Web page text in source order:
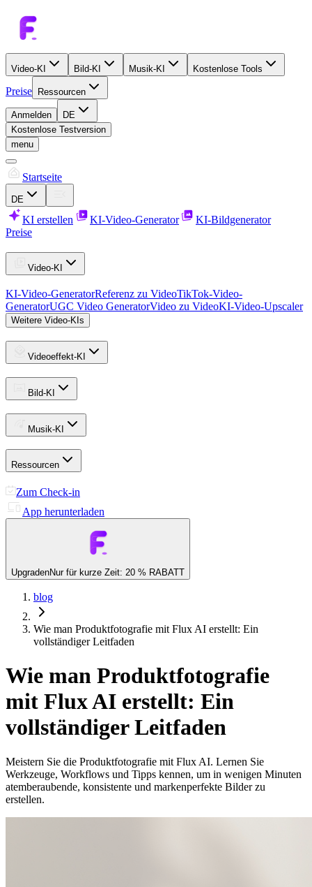
Video-KI Bild-KI Musik-KI Kostenlose Tools
Preise Ressourcen
Anmelden
DE
Kostenlose Testversion
menu
Startseite
DE
KI erstellen KI-Video-Generator
KI-Bildgenerator
Preise
Video-KI
KI-Video-GeneratorReferenz zu VideoTikTok-Video-
GeneratorUGC Video GeneratorVideo zu VideoKI-Video-Upscaler
Weitere Video-KIs
Videoeffekt-KI
Bild-KI
Musik-KI
Ressourcen
Zum Check-in
App herunterladen
UpgradenNur für kurze Zeit: 20 % RABATT
blog
Wie man Produktfotografie mit Flux AI erstellt: Ein
vollständiger Leitfaden
Wie man Produktfotografie
mit Flux AI erstellt: Ein
vollständiger Leitfaden
Meistern Sie die Produktfotografie mit Flux AI. Lernen Sie
Werkzeuge, Workflows und Tipps kennen, um in wenigen Minuten
atemberaubende, konsistente und markenperfekte Bilder zu
erstellen.